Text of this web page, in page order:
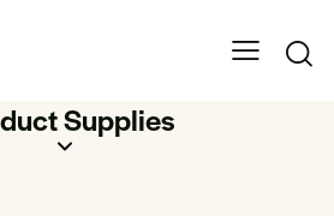
Supplies